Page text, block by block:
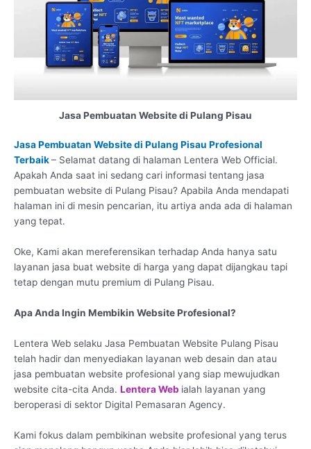
Jasa Pembuatan Website di Pulang Pisau
Jasa Pembuatan Website di Pulang Pisau Profesional
Terbaik– Selamat datang di halaman Lentera Web Official.
Apakah Anda saat ini sedang cari informasi tentang jasa
pembuatan website di Pulang Pisau? Apabila Anda mendapati
halaman ini di mesin pencarian, itu artiya anda ada di halaman
yang tepat.
Oke, Kami akan mereferensikan terhadap Anda hanya satu
layanan jasa buat website di harga yang dapat dijangkau tapi
tetap dengan mutu premium di Pulang Pisau.
Apa Anda Ingin Membikin Website Profesional?
Lentera Web selaku Jasa Pembuatan Website Pulang Pisau
telah hadir dan menyediakan layanan web desain dan atau
jasa pembuatan website profesional yang siap mewujudkan
website cita-cita Anda. Lentera Web ialah layanan yang
beroperasi di sektor Digital Pemasaran Agency.
Kami fokus dalam pembikinan website profesional yang terus